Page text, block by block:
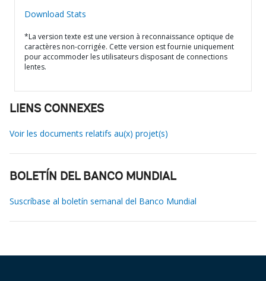
Download Stats
*La version texte est une version à reconnaissance optique de
caractères non-corrigée. Cette version est fournie uniquement
pour accommoder les utilisateurs disposant de connections
lentes.
LIENS CONNEXES
Voir les documents relatifs au(x) projet(s)
BOLETÍN DEL BANCO MUNDIAL
Suscríbase al boletín semanal del Banco Mundial